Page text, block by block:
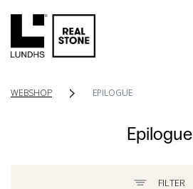
WEBSHOP EPILOGUE
Epilogue
FILTER